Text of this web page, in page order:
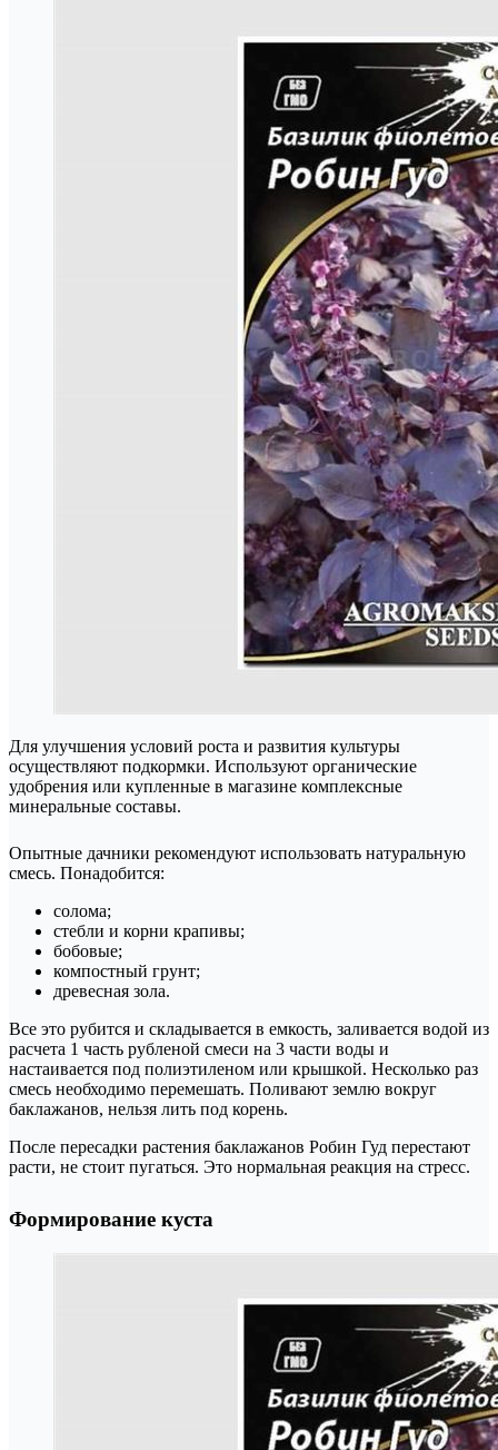
Для улучшения условий роста и развития культуры
осуществляют подкормки. Используют органические
удобрения или купленные в магазине комплексные
минеральные составы.
Опытные дачники рекомендуют использовать натуральную
смесь. Понадобится:
солома;
стебли и корни крапивы;
бобовые;
компостный грунт;
древесная зола.
Все это рубится и складывается в емкость, заливается водой из
расчета 1 часть рубленой смеси на 3 части воды и
настаивается под полиэтиленом или крышкой. Несколько раз
смесь необходимо перемешать. Поливают землю вокруг
баклажанов, нельзя лить под корень.
После пересадки растения баклажанов Робин Гуд перестают
расти, не стоит пугаться. Это нормальная реакция на стресс.
Формирование куста